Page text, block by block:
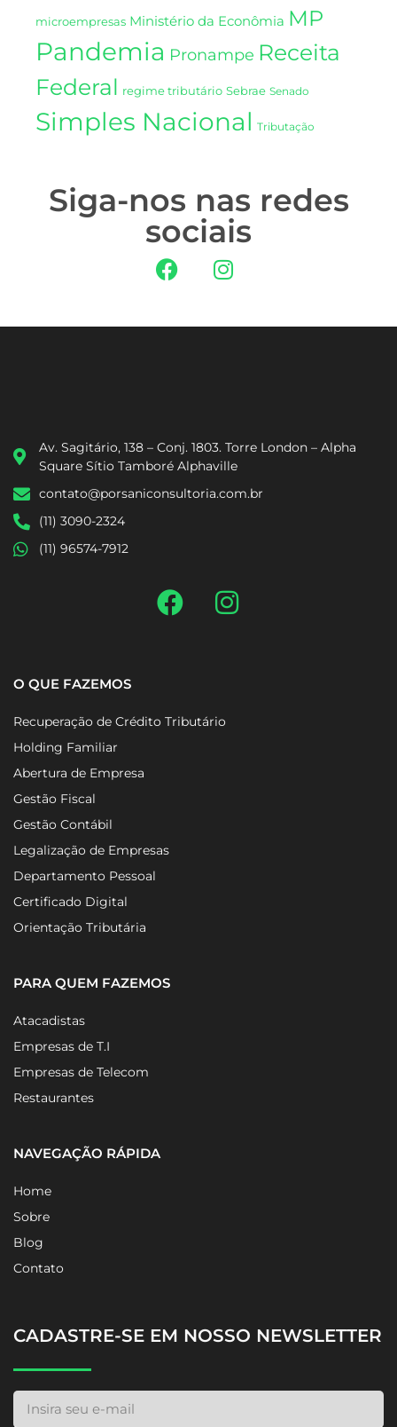
microempresas Ministério da Econômia MP
Pandemia Pronampe Receita
Federal regime tributário Sebrae Senado
Simples Nacional Tributação
Siga-nos nas redes
sociais
Av. Sagitário, 138 – Conj. 1803. Torre London – Alpha
Square Sítio Tamboré Alphaville
contato@porsaniconsultoria.com.br
(11) 3090-2324
(11) 96574-7912
O QUE FAZEMOS
Recuperação de Crédito Tributário
Holding Familiar
Abertura de Empresa
Gestão Fiscal
Gestão Contábil
Legalização de Empresas
Departamento Pessoal
Certificado Digital
Orientação Tributária
PARA QUEM FAZEMOS
Atacadistas
Empresas de T.I
Empresas de Telecom
Restaurantes
NAVEGAÇÃO RÁPIDA
Home
Sobre
Blog
Contato
CADASTRE-SE EM NOSSO NEWSLETTER